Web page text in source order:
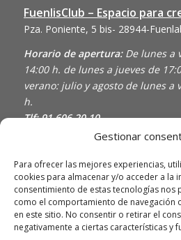
Gestionar
Para ofrecer las mejores experiencias,
cookies para almacenar y/o acceder a la
consentimiento de estas tecnologías
como el comportamiento de navegación
en este sitio. No consentir o retirar el
negativamente a ciertas características y
FuenlisClub – Espacio para
Pza. Poniente, 5 bis- 28944-
Horario de apertura:De lunes a
14:00 h. de lunes a jueves de
verano: julio y agosto de lunes a
h.
Tlf: 91 606 20 10
Centro Municipal «La Pollina»
Cam. de la Vega, s/n,- 28946-
Horario de apertura: De lunes a
22:00 h. Sábado y domingo de
Tlf: 658 316 841